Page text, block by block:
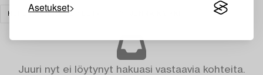
Asetukset
HOPEA JA ARVOESINEET
Juuri nyt ei löytynyt hakuasi vastaavia kohteita.